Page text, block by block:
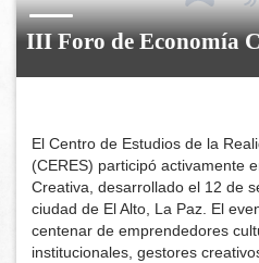
III Foro de Economía
El Centro de Estudios de la
(CERES) participó activamente
Creativa, desarrollado el 12 de
ciudad de El Alto, La Paz. El
centenar de emprendedores
institucionales, gestores